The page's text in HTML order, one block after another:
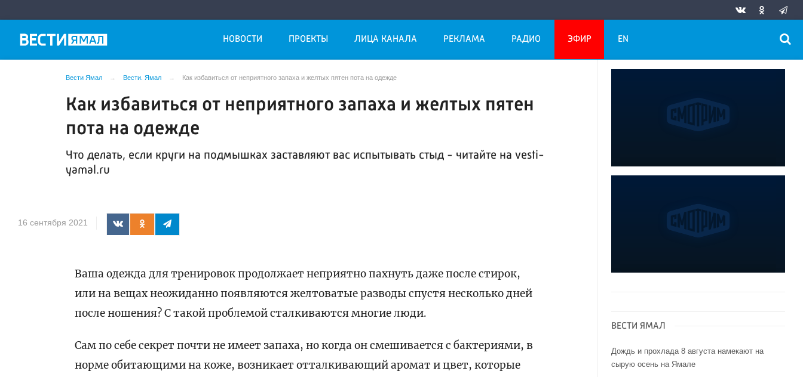
НОВОСТИ ПРОЕКТЫ ЛИЦА КАНАЛА РЕКЛАМА РАДИО ЭФИР EN
Вести Ямал Вести. Ямал Как избавиться от неприятного запаха и желтых пятен пота на одежде
Как избавиться от неприятного запаха и желтых пятен
пота на одежде
Что делать, если круги на подмышках заставляют вас испытывать стыд - читайте на vesti-
yamal.ru
16 сентября 2021
Ваша одежда для тренировок продолжает неприятно пахнуть даже после стирок,
или на вещах неожиданно появляются желтоватые разводы спустя несколько дней
после ношения? С такой проблемой сталкиваются многие люди.
Сам по себе секрет почти не имеет запаха, но когда он смешивается с бактериями, в
норме обитающими на коже, возникает отталкивающий аромат и цвет, которые
ВЕСТИ ЯМАЛ
Дождь и прохлада 8 августа намекают на
сырую осень на Ямале